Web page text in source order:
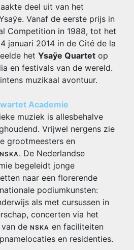
deel uit van het
Vanaf de eerste prijs in
Competition in 1988, tot het
januari 2014 in de Cité de la
het Ysaÿe Quartet op
en festivals van de wereld.
muzikaal avontuur.
Academie
muziek is allesbehalve
Vrijwel nergens zie
grootmeesters en
NSKA . De Nederlandse
begeleidt jonge
naar een florerende
podiumkunsten:
als met cursussen in
concerten via het
de NSKA en faciliteiten
en residenties.